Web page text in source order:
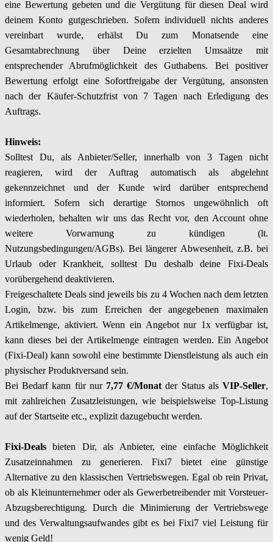
eine Bewertung gebeten und die Vergütung für diesen Deal wird
deinem Konto gutgeschrieben. Sofern individuell nichts anderes
vereinbart wurde, erhälst Du zum Monatsende eine
Gesamtabrechnung über Deine erzielten Umsaätze mit
entsprechender Abrufmöglichkeit des Guthabens. Bei positiver
Bewertung erfolgt eine Sofortfreigabe der Vergütung, ansonsten
nach der Käufer-Schutzfrist von 7 Tagen nach Erledigung des
Auftrags.
Hinweis:
Solltest Du, als Anbieter/Seller, innerhalb von 3 Tagen nicht
reagieren, wird der Auftrag automatisch als abgelehnt
gekennzeichnet und der Kunde wird darüber entsprechend
informiert. Sofern sich derartige Stornos ungewöhnlich oft
wiederholen, behalten wir uns das Recht vor, den Account ohne
weitere Vorwarnung zu kündigen (lt.
Nutzungsbedingungen/AGBs). Bei längerer Abwesenheit, z.B. bei
Urlaub oder Krankheit, solltest Du deshalb deine Fixi-Deals
vorübergehend deaktivieren.
Freigeschaltete Deals sind jeweils bis zu 4 Wochen nach dem letzten
Login, bzw. bis zum Erreichen der angegebenen maximalen
Artikelmenge, aktiviert. Wenn ein Angebot nur 1x verfügbar ist,
kann dieses bei der Artikelmenge eintragen werden. Ein Angebot
(Fixi-Deal) kann sowohl eine bestimmte Dienstleistung als auch ein
physischer Produktversand sein.
Bei Bedarf kann für nur 7,77 €/Monat der Status alsVIP-Seller,
mit zahlreichen Zusatzleistungen, wie beispielsweise Top-Listung
auf der Startseite etc., explizit dazugebucht werden.
Fixi-Deals bieten Dir, als Anbieter, eine einfache Möglichkeit
Zusatzeinnahmen zu generieren. Fixi7 bietet eine günstige
Alternative zu den klassischen Vertriebswegen. Egal ob rein Privat,
ob als Kleinunternehmer oder als Gewerbetreibender mit Vorsteuer-
Abzugsberechtigung. Durch die Minimierung der Vertriebswege
und des Verwaltungsaufwandes gibt es bei Fixi7 viel Leistung für
wenig Geld!